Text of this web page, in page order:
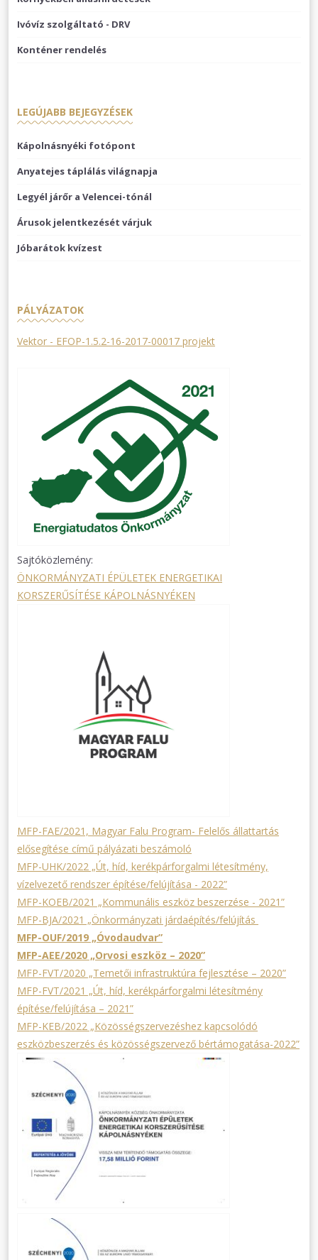
Ivóvíz szolgáltató - DRV
Konténer rendelés
LEGÚJABB BEJEGYZÉSEK
Kápolnásnyéki fotópont
Anyatejes táplálás világnapja
Legyél járőr a Velencei-tónál
Árusok jelentkezését várjuk
Jóbarátok kvízest
PÁLYÁZATOK
Vektor - EFOP-1.5.2-16-2017-00017 projekt
Sajtóközlemény:
ÖNKORMÁNYZATI ÉPÜLETEK ENERGETIKAI
KORSZERŰSÍTÉSE KÁPOLNÁSNYÉKEN
MFP-FAE/2021, Magyar Falu Program- Felelős állattartás
elősegítése című pályázati beszámoló
MFP-UHK/2022 „Út, híd, kerékpárforgalmi létesítmény,
vízelvezető rendszer építése/felújítása - 2022”
MFP-KOEB/2021 „Kommunális eszköz beszerzése - 2021”
MFP-BJA/2021 „Önkormányzati járdaépítés/felújítás
MFP-OUF/2019 „Óvodaudvar”
MFP-AEE/2020 „Orvosi eszköz – 2020”
MFP-FVT/2020 „Temetői infrastruktúra fejlesztése – 2020”
MFP-FVT/2021 „Út, híd, kerékpárforgalmi létesítmény
építése/felújítása – 2021”
MFP-KEB/2022 „Közösségszervezéshez kapcsolódó
eszközbeszerzés és közösségszervező bértámogatása-2022”